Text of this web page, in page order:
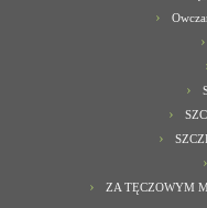
ZA TĘCZOWYM